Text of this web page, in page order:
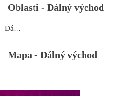
Oblasti - Dálný východ
Dálný východ
Mapa - Dálný východ